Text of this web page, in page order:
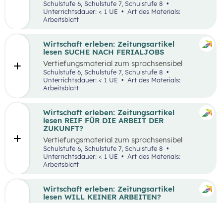
aufbereiteten Zeitungsartikel “Den Traum vom
eigenen Lokal erfüllt”.
Schulstufe 6, Schulstufe 7, Schulstufe 8
Unterrichtsdauer: < 1 UE
Arbeitsblatt
Wirtschaft erleben: Zeitungsartikel
lesen SUCHE NACH FERIALJOBS
Vertiefungsmaterial zum sprachsensibel
aufbereiteten Zeitungsartikel “Spannende
Suche nach Ferialjobs”.
Schulstufe 6, Schulstufe 7, Schulstufe 8
Unterrichtsdauer: < 1 UE
Arbeitsblatt
Wirtschaft erleben: Zeitungsartikel
lesen REIF FÜR DIE ARBEIT DER
ZUKUNFT?
Vertiefungsmaterial zum sprachsensibel
aufbereiteten Zeitungsartikel “Reif für die
Arbeit der Zukunft?”.
Schulstufe 6, Schulstufe 7, Schulstufe 8
Unterrichtsdauer: < 1 UE
Art des Materials:
Arbeitsblatt
Wirtschaft erleben: Zeitungsartikel
lesen WILL KEINER ARBEITEN?